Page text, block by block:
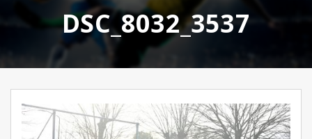
DSC_8032_3537